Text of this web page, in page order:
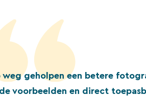
geholpen een betere
voorbeelden en direct